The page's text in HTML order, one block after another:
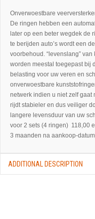
Onverwoestbare
De ringen hebben een
later op een beter wegdek de
te berijden auto’s wordt een
voorbehoud. “levenslang” van
worden meestal toegepast bij
belasting voor uw veren en
onverwoestbare
netwerk indien u niet zelf
rijdt stabieler en dus veiliger
langere levensduur van uw
voor 2 sets (4 ringen) 118,00
3 maanden na aankoop-
ADDITIONAL DESCRIPTION